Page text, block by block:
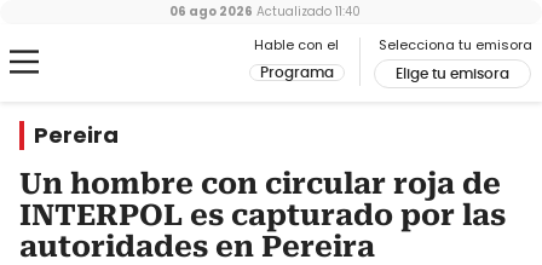
Hable con el
Programa
Selecciona tu emisora
Elige tu emisora
06 ago 2026 Actualizado 11:40
Pereira
Un hombre con circular roja de
INTERPOL es capturado por las
autoridades en Pereira